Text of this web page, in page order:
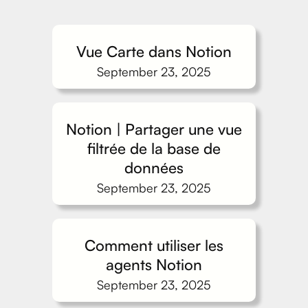
Vue Carte dans Notion
September 23, 2025
Notion | Partager une vue
filtrée de la base de
données
September 23, 2025
Comment utiliser les
agents Notion
September 23, 2025